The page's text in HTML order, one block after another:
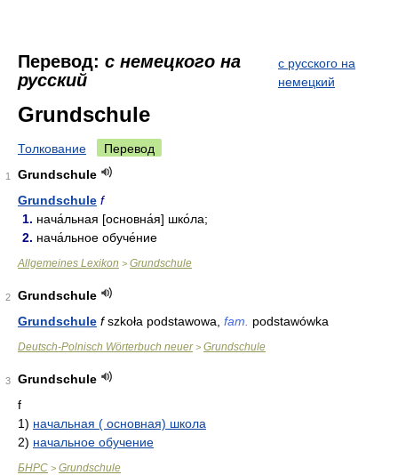
Перевод: с немецкого на
русский
с русского на
немецкий
Grundschule
Толкование Перевод
1
Grundschule
Grundschule f
1. нача́льная [основна́я] шко́ла;
2. нача́льное обуче́ние
Allgemeines Lexikon > Grundschule
2
Grundschule
Grundschule fszkoła podstawowa, fam. podstawówka
Deutsch-Polnisch Wörterbuch neuer> Grundschule
3
Grundschule
f
1) начальная ( основная) школа
2) начальное обучение
БНРС > Grundschule